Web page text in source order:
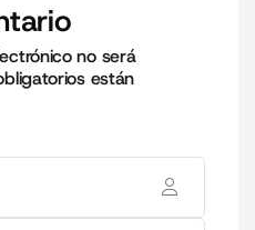
no será
están